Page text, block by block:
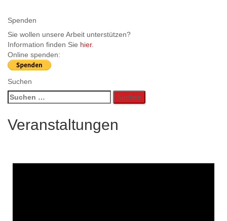
Spenden
Sie wollen unsere Arbeit unterstützen?
Information finden Sie hier.
Online spenden:
Suchen
Suchen
nach:
Veranstaltungen